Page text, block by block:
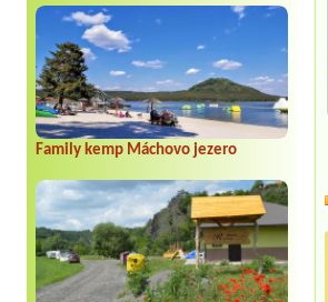
Family kemp Máchovo jezero